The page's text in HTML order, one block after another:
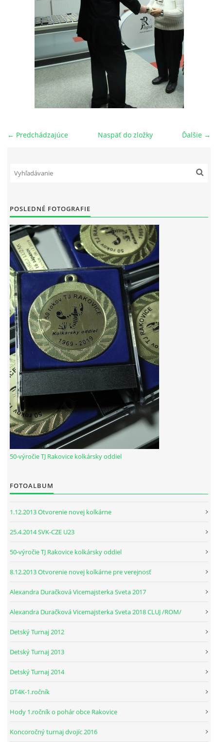
OBECNÁ INTERLIGA
VÝKONNÝ VÝBOR ODDIELU
HISTÓRIA TJ RAKOVICE
PREBORY ODDIELU
NOVOROČNÝ TURNAJ
HODOVÝ TURNAJ
VIDEÁ Z RAKOVÍC
GPS SÚRADNICE
REKORDY NA KOLKÁRNI TJ RAKOVICE
Telovýchovná jednota Rakovice
Rakovice 220
922 08
Slovensko
IČO: 31871496
DIČ: 2023718323
Číslo účtu: IBAN
SK51 0900 0000 0002 8093 8342
tj.rakovice.kolky@gmail.com
© 2026 eStránky.sk
← Predchádzajúce Ďalšie →
Naspäť do zložky
POSLEDNÉ FOTOGRAFIE
50-výročie TJ Rakovice kolkársky oddiel
FOTOALBUM
1.12.2013 Otvorenie novej kolkárne
25.4.2014 SVK-CZE U23
50-výročie TJ Rakovice kolkársky oddiel
8.12.2013 Otvorenie novej kolkárne pre verejnosť
Alexandra Duračková Vicemajsterka Sveta 2017
Alexandra Duračková Vicemajsterka Sveta 2018 CLUJ /ROM/
Detský Turnaj 2012
Detský Turnaj 2013
Detský Turnaj 2014
DT4K-1.ročník
Hody 1.ročník o pohár obce Rakovice
Koncoročný turnaj dvojíc 2016